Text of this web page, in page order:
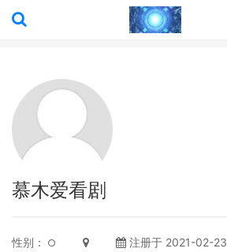
慕木爱看剧
性别： 注册于 2021-02-23